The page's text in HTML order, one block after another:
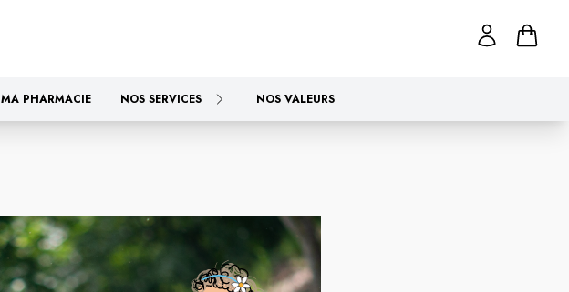
MA PHARMACIE NOS SERVICES NOS VALEURS